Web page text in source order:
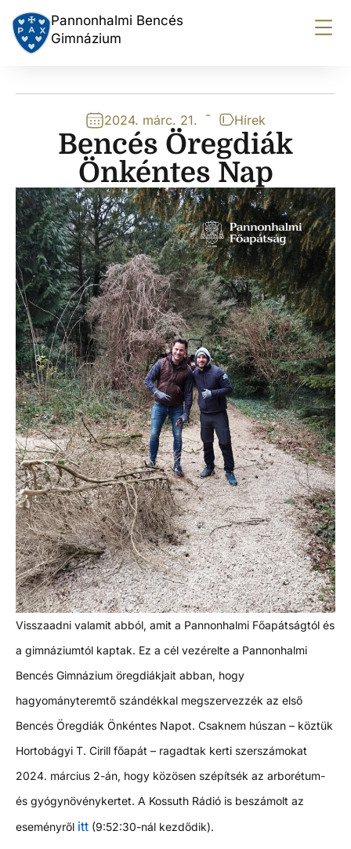
Pannonhalmi Bencés
Gimnázium
2024. márc. 21. - Hírek
Bencés Öregdiák
Önkéntes Nap
Visszaadni valamit abból, amit a Pannonhalmi Főapátságtól és
a gimnáziumtól kaptak. Ez a cél vezérelte a Pannonhalmi
Bencés Gimnázium öregdiákjait abban, hogy
hagyományteremtő szándékkal megszervezzék az első
Bencés Öregdiák Önkéntes Napot. Csaknem húszan – köztük
Hortobágyi T. Cirill főapát – ragadtak kerti szerszámokat
2024. március 2-án, hogy közösen szépítsék az arborétum-
és gyógynövénykertet. A Kossuth Rádió is beszámolt az
eseményről itt (9:52:30-nál kezdődik).